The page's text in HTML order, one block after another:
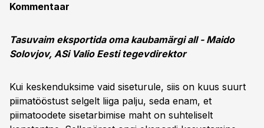
Kommentaar
Tasuvaim eksportida oma kaubamärgi all - Maido
Solovjov, ASi Valio Eesti tegevdirektor
Kui keskenduksime vaid siseturule, siis on kuus suurt
piimatööstust selgelt liiga palju, seda enam, et
piimatoodete sisetarbimise maht on suhteliselt